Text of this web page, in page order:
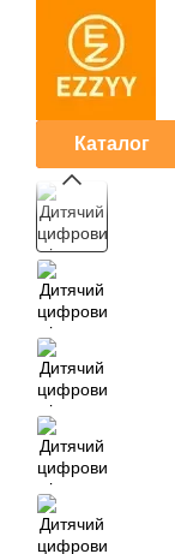
Перейти до
Каталог